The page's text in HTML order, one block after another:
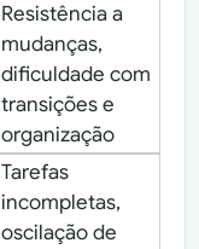
Resistência a
mudanças,
dificuldade com
transições e
organização
Tarefas
incompletas,
oscilação de